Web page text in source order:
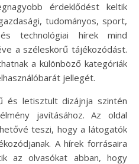
érdeklődést keltik
tudományos, sport,
technológiai hírek mind
a széleskörű tájékozódást.
a különböző kategóriák
jellegét.
és letisztult dizájnja szintén
javításához. Az oldal
teszi, hogy a látogatók
A hírek forrásaira
az olvasókat abban, hogy